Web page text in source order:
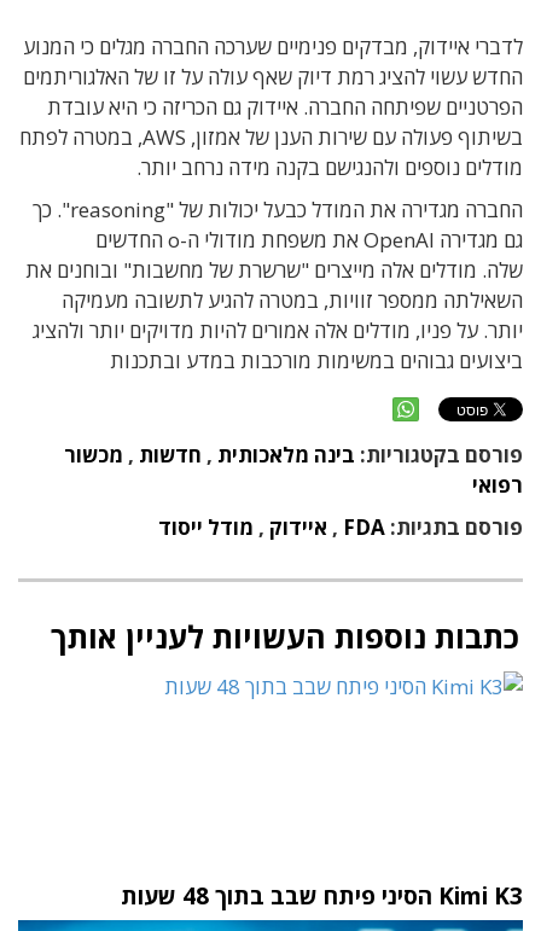
לדברי איידוק, מבדקים פנימיים שערכה החברה מגלים כי המנוע
החדש עשוי להציג רמת דיוק שאף עולה על זו של האלגוריתמים
הפרטניים שפיתחה החברה. איידוק גם הכריזה כי היא עובדת
בשיתוף פעולה עם שירות הענן של אמזון, AWS, במטרה לפתח
מודלים נוספים ולהנגישם בקנה מידה נרחב יותר.
החברה מגדירה את המודל כבעל יכולות של "reasoning". כך
גם מגדירה OpenAI את משפחת מודולי ה-o החדשים
שלה. מודלים אלה מייצרים "שרשרת של מחשבות" ובוחנים את
השאילתה ממספר זוויות, במטרה להגיע לתשובה מעמיקה
יותר. על פניו, מודלים אלה אמורים להיות מדויקים יותר ולהציג
ביצועים גבוהים במשימות מורכבות במדע ובתכנות
פורסם בקטגוריות: בינה מלאכותית , חדשות , מכשור
רפואי
פורסם בתגיות: FDA
, איידוק , מודל ייסוד
כתבות נוספות העשויות לעניין אותך
Kimi K3 הסיני פיתח שבב בתוך 48 שעות